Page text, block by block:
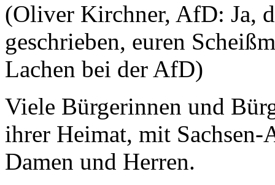
(Oliver Kirchner, AfD: Ja,
geschrieben, euren
Lachen bei der AfD)
Viele Bürgerinnen und
ihrer Heimat, mit Sachsen-
Damen und Herren.